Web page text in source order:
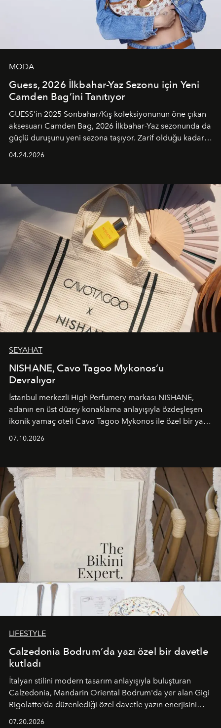
MODA
Guess, 2026 İlkbahar-Yaz Sezonu için Yeni
Camden Bag’ini Tanıtıyor
GUESS’in 2025 Sonbahar/Kış koleksiyonunun öne çıkan
aksesuarı Camden Bag, 2026 İlkbahar-Yaz sezonunda da
güçlü duruşunu yeni sezona taşıyor. Zarif olduğu kadar
04.24.2026
SEYAHAT
NISHANE, Cavo Tagoo Mykonos’u
Devralıyor
İstanbul merkezli High Perfumery markası NISHANE,
adanın en üst düzey konaklama anlayışıyla özdeşleşen
ikonik yamaç oteli Cavo Tagoo Mykonos ile özel bir yaz
buluşturarak markanın Cavo Tagoo’daki varlığını
sürükleyici ve mevsime özel bir deneyime dönüştürüyor.
07.10.2026
LIFESTYLE
Calzedonia Bodrum’da yazı özel bir davetle
kutladı
İtalyan stilini modern tasarım anlayışıyla buluşturan
Calzedonia, Mandarin Oriental Bodrum'da yer alan Gigi
Rigolatto'da düzenlediği özel davetle yazın enerjisini
07.20.2026